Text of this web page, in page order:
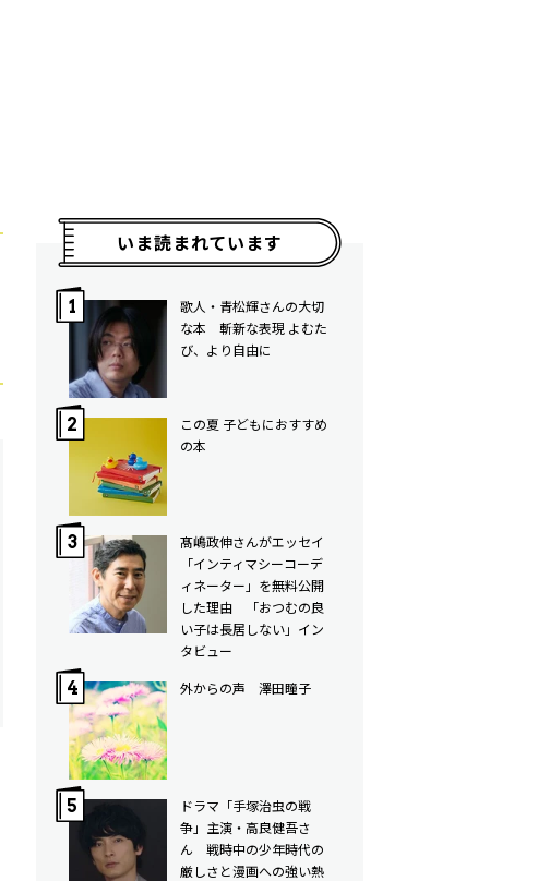
いま読まれています
歌人・青松輝さんの大切
な本 斬新な表現 よむた
び、より自由に
この夏 子どもにおすすめ
の本
髙嶋政伸さんがエッセイ
「インティマシーコーデ
ィネーター」を無料公開
した理由 「おつむの良
い子は長居しない」イン
タビュー
外からの声 澤田瞳子
ドラマ「手塚治虫の戦
争」主演・高良健吾さ
ん 戦時中の少年時代の
厳しさと漫画への強い熱